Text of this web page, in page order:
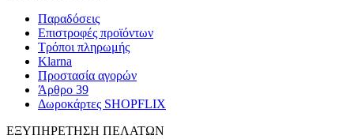
Παραδόσεις
Επιστροφές προϊόντων
Τρόποι πληρωμής
Klarna
Προστασία αγορών
Άρθρο 39
Δωροκάρτες SHOPFLIX
ΕΞΥΠΗΡΕΤΗΣΗ ΠΕΛΑΤΩΝ